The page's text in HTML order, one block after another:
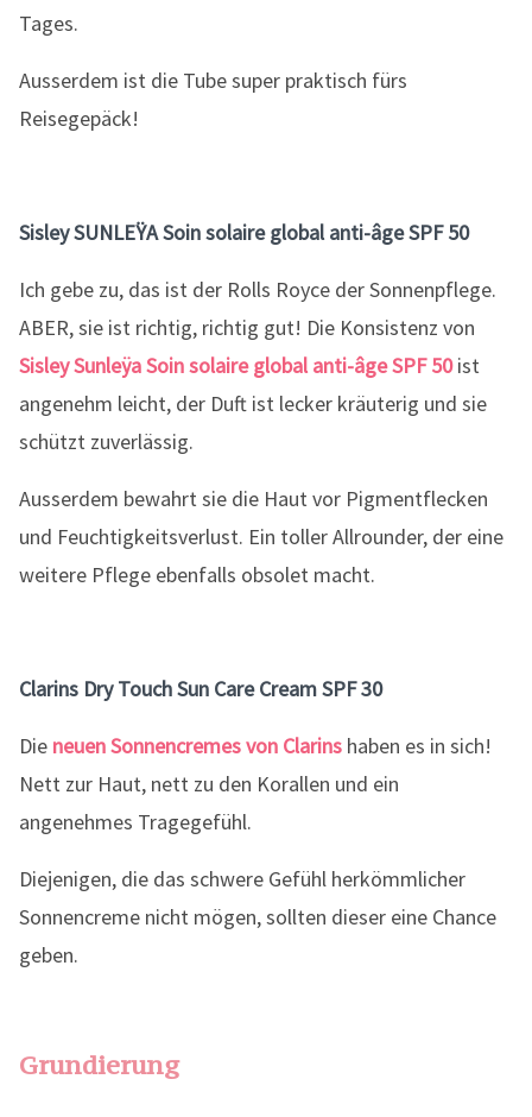
Tages.
Ausserdem ist die Tube super praktisch fürs
Reisegepäck!
Sisley SUNLEŸA Soin solaire global anti-âge SPF 50
Ich gebe zu, das ist der Rolls Royce der Sonnenpflege.
ABER, sie ist richtig, richtig gut! Die Konsistenz von
Sisley Sunleÿa Soin solaire global anti-âge SPF 50ist
angenehm leicht, der Duft ist lecker kräuterig und sie
schützt zuverlässig.
Ausserdem bewahrt sie die Haut vor Pigmentflecken
und Feuchtigkeitsverlust. Ein toller Allrounder, der eine
weitere Pflege ebenfalls obsolet macht.
Clarins Dry Touch Sun Care Cream SPF 30
Die neuen Sonnencremes von Clarins haben es in sich!
Nett zur Haut, nett zu den Korallen und ein
angenehmes Tragegefühl.
Diejenigen, die das schwere Gefühl herkömmlicher
Sonnencreme nicht mögen, sollten dieser eine Chance
geben.
Grundierung